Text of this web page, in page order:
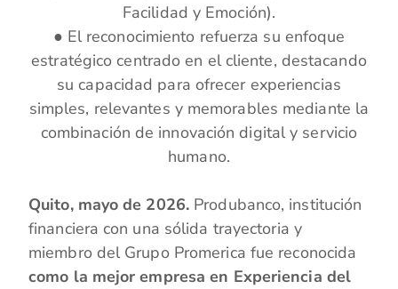
Facilidad y Emoción).
● El reconocimiento refuerza su enfoque
estratégico centrado en el cliente, destacando
su capacidad para ofrecer experiencias
simples, relevantes y memorables mediante la
combinación de innovación digital y servicio
humano.
Quito, mayo de 2026. Produbanco, institución
financiera con una sólida trayectoria y
miembro del Grupo Promerica fue reconocida
como la mejor empresa en Experiencia del